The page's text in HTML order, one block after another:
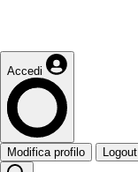
Accedi
Modifica profilo Logout